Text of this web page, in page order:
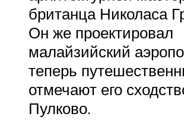
британца Николаса
Он же проектировал
малайзийский
теперь
отмечают его
Пулково.